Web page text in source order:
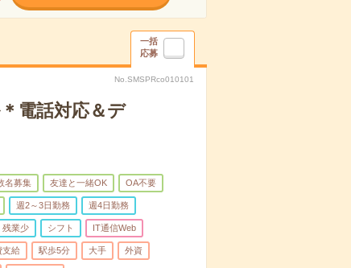
一括
応募
No.SMSPRco010101
電話対応＆デ
名募集 友達と一緒OK OA不要
週2～3日勤務 週4日勤務
残業少 シフト IT通信Web
支給 駅歩5分 大手 外資